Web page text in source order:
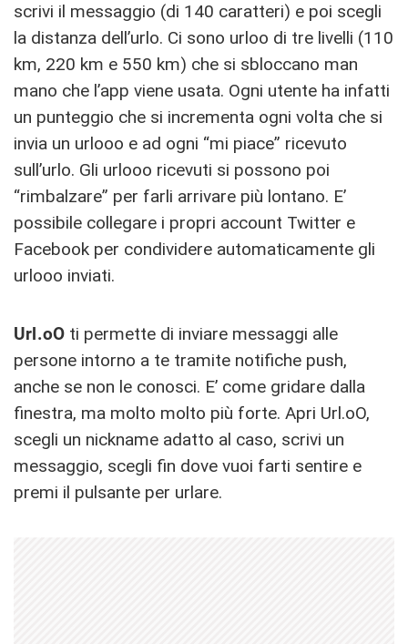
scrivi il messaggio (di 140 caratteri) e poi scegli
la distanza dell’urlo. Ci sono urloo di tre livelli (110
km, 220 km e 550 km) che si sbloccano man
mano che l’app viene usata. Ogni utente ha infatti
un punteggio che si incrementa ogni volta che si
invia un urlooo e ad ogni “mi piace” ricevuto
sull’urlo. Gli urlooo ricevuti si possono poi
“rimbalzare” per farli arrivare più lontano. E’
possibile collegare i propri account Twitter e
Facebook per condividere automaticamente gli
urlooo inviati.
Url.oO ti permette di inviare messaggi alle
persone intorno a te tramite notifiche push,
anche se non le conosci. E’ come gridare dalla
finestra, ma molto molto più forte. Apri Url.oO,
scegli un nickname adatto al caso, scrivi un
messaggio, scegli fin dove vuoi farti sentire e
premi il pulsante per urlare.